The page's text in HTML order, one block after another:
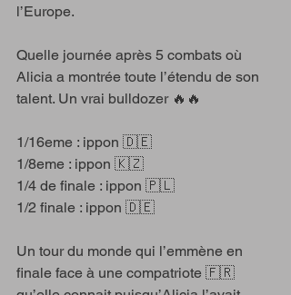
l’Europe.
Quelle journée après 5 combats où
Alicia a montrée toute l’étendu de son
talent. Un vrai bulldozer 🔥🔥
1/16eme : ippon 🇩🇪
1/8eme : ippon 🇰🇿
1/4 de finale : ippon 🇵🇱
1/2 finale : ippon 🇩🇪
Un tour du monde qui l’emmène en
finale face à une compatriote 🇫🇷